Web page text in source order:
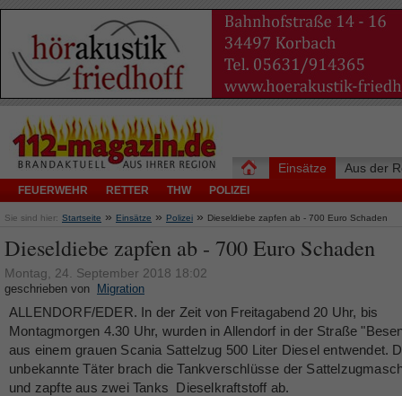
Einsätze
FEUERWEHR RETTER THW POLIZEI
Aus der
Sie sind hier: Startseite » Einsätze » Polizei » Dieseldiebe zapfen ab - 700 Euro Schaden
Dieseldiebe zapfen ab - 700 Euro Schaden
Montag, 24. September 2018 18:02
geschrieben von Migration
ALLENDORF/EDER. In der Zeit von Freitagabend 20 Uhr, bis
Montagmorgen 4.30 Uhr, wurden in Allendorf in der Straße
aus einem grauen Scania Sattelzug 500 Liter Diesel entwendet.
unbekannte Täter brach die Tankverschlüsse der
und zapfte aus zwei Tanks Dieselkraftstoff ab.